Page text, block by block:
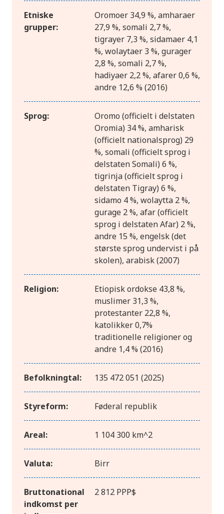
Etniske
grupper:
Oromoer 34,9 %, amharaer
27,9 %, somali 2,7 %,
tigrayer 7,3 %, sidamaer 4,1
%, wolaytaer 3 %, gurager
2,8 %, somali 2,7 %,
hadiyaer 2,2 %, afarer 0,6 %,
andre 12,6 % (2016)
Sprog:
Oromo (officielt i delstaten
Oromia) 34 %, amharisk
(officielt nationalsprog) 29
%, somali (officielt sprog i
delstaten Somali) 6 %,
tigrinja (officielt sprog i
delstaten Tigray) 6 %,
sidamo 4 %, wolaytta 2 %,
gurage 2 %, afar (officielt
sprog i delstaten Afar) 2 %,
andre 15 %, engelsk (det
største sprog undervist i på
skolen), arabisk (2007)
Religion:
Etiopisk ordokse 43,8 %,
muslimer 31,3 %,
protestanter 22,8 %,
katolikker 0,7%
traditionelle religioner og
andre 1,4 % (2016)
Befolkningtal: 135 472 051 (2025)
Styreform: Føderal republik
Areal: 1 104 300 km^2
Valuta: Birr
Bruttonational
indkomst per
2 812 PPP$